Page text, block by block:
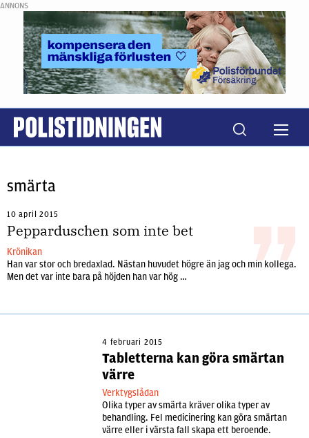
ANNONS
smärta
10 april 2015
Pepparduschen som inte bet
Krönikan
Han var stor och bredaxlad. Nästan huvudet högre än jag och min kollega.
Men det var inte bara på höjden han var hög …
4 februari 2015
Tabletterna kan göra smärtan
värre
Verktygslådan
Olika typer av smärta kräver olika typer av
behandling. Fel medicinering kan göra smärtan
värre eller i värsta fall skapa ett beroende.